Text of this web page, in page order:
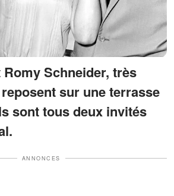
Schneider, très
sur une terrasse
sont tous deux invités
ANNONCES